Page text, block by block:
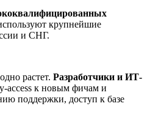
крупнейшие
и СНГ.
растет. Разработчики и ИТ-
access к новым фичам и
поддержки, доступ к базе